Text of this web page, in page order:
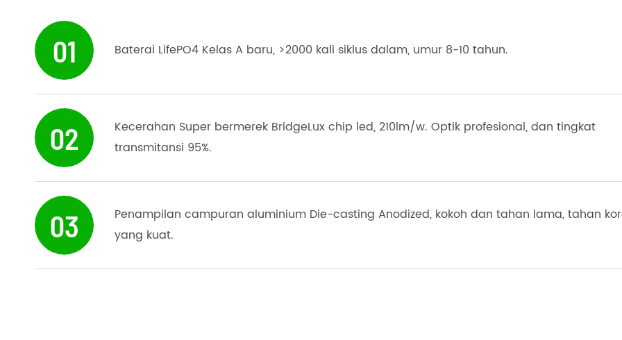
01 Baterai LifePO4 Kelas A baru, >2000 kali siklus dalam, umur 8-10 tahun.
02
Kecerahan Super bermerek BridgeLux chip led, 210lm/w. Optik profesional, dan tingkat
transmitansi 95%.
03
Penampilan campuran aluminium Die-casting Anodized, kokoh dan tahan lama, tahan
yang kuat.